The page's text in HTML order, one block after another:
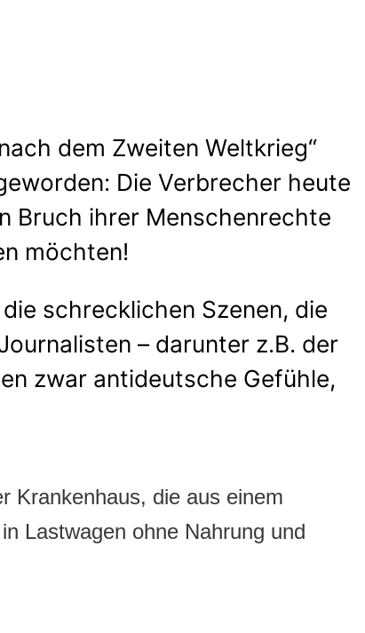
dem Zweiten Weltkrieg“
Die Verbrecher heute
Bruch ihrer Menschenrechte
möchten!
schrecklichen Szenen, die
– darunter z.B. der
zwar antideutsche Gefühle,
Krankenhaus, die aus einem
Lastwagen ohne Nahrung und